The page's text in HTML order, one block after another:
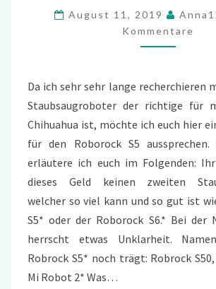
UND
August 11, 2019
Kommentare
Da ich sehr sehr lange recherchieren
Staubsaugroboter der richtige für
Chihuahua ist, möchte ich euch hier
für den Roborock S5 aussprechen.
erläutere ich euch im Folgenden:
dieses Geld keinen zweiten
welcher so viel kann und so gut ist
S5* oder der Roborock S6.* Bei der
herrscht etwas Unklarheit.
Robrock S5* noch trägt: Robrock
Mi Robot 2* Was…